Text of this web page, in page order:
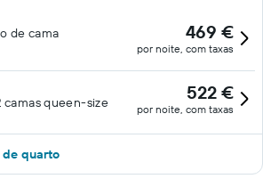
de cama
469 €
por noite, com taxas
queen-size 522 €
por noite, com taxas
de quarto